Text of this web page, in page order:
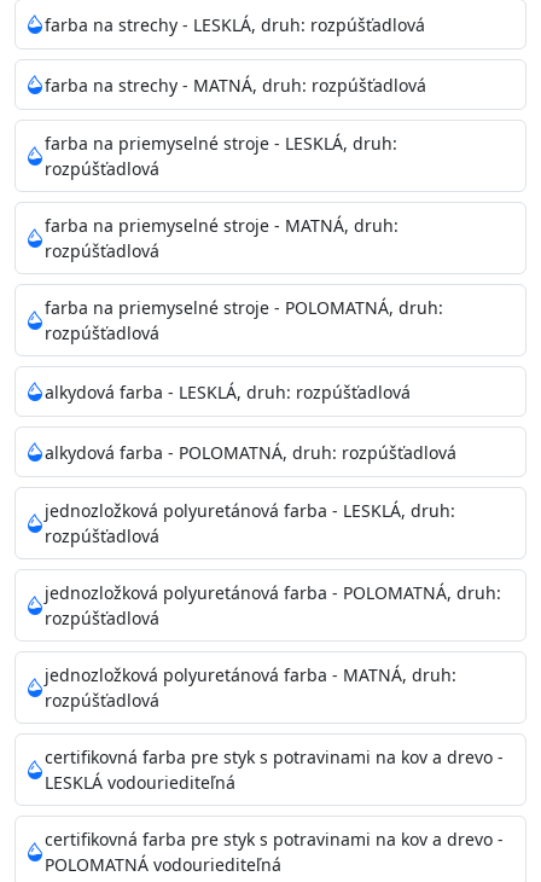
Neaplikujte pri teplote pod 5°C a nad teplotu 35°C alebo
pri relatívnej vlhkosti nad 80%.
Nepoužitá farba vyžaduje špeciálne zaobchádzanie na
bezpečnú likvidáciu.
Riedenie: do 10% vodou, podľa spôsobu aplikácie
Doba schnutia na dotyk
Doba na druhý náter: 3-4 hodiny
Balenie : 750ml, 1l, 3l, 9l, 15l
Výdatnosť na jednu vrstvu
Aplikácia: štetec, valček, striekacia pištoľ
Povrchová úprava: 1
Je možné tónovať v systéme Colorfull: áno
Merná hmotnosť : 1,54 ± 0,02 Kg / L (ISO 2811)
Čistenie: vodou
Príprava povrchu
Povrchy musia byť hladké, čisté, suché, zbavené prachu,
mastnoty, solí a materiálov so zlou priľnavosťou. Otvory
alebo trhliny vyplňte
akrylovým tmelom Acrylic putty, Visto alebo Acrylic light
putty a prebrúste. Nové alebo porézne povrchy natreté
menej kvalitnými farbami
vždy penetrujte. Odporúčané penetračné nátery
Acrylan Unco, Gypsum board alebo Vitex Primer 100% a
na škvrny použite Blanco eco
riediteľné vodou.
farba na strechy - LESKLÁ, druh: rozpúšťadlová
farba na strechy - MATNÁ, druh: rozpúšťadlová
farba na priemyselné stroje - LESKLÁ, druh:
rozpúšťadlová
farba na priemyselné stroje - MATNÁ, druh:
rozpúšťadlová
farba na priemyselné stroje - POLOMATNÁ, druh:
rozpúšťadlová
alkydová farba - LESKLÁ, druh: rozpúšťadlová
alkydová farba - POLOMATNÁ, druh: rozpúšťadlová
jednozložková polyuretánová farba - LESKLÁ, druh:
rozpúšťadlová
jednozložková polyuretánová farba - POLOMATNÁ, druh:
rozpúšťadlová
jednozložková polyuretánová farba - MATNÁ, druh:
rozpúšťadlová
certifikovná farba pre styk s potravinami na kov a drevo -
LESKLÁ vodouriediteľná
certifikovná farba pre styk s potravinami na kov a drevo -
POLOMATNÁ vodouriediteľná